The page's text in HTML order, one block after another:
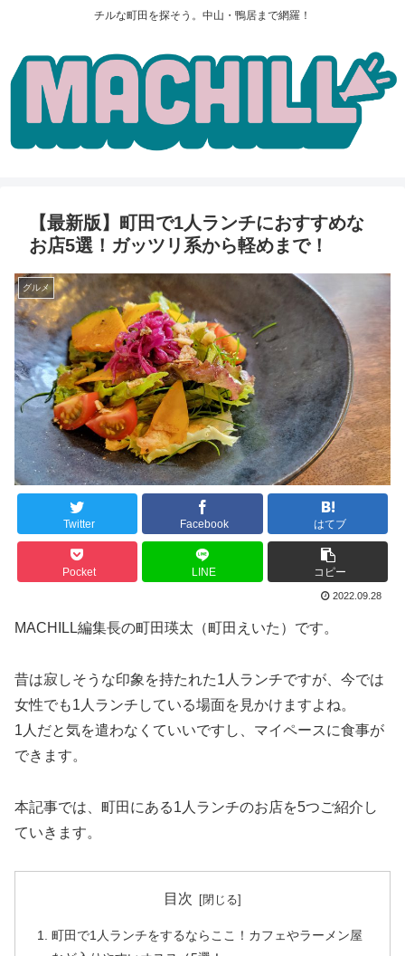
チルな町田を探そう。中山・鴨居まで網羅！
【最新版】町田で1人ランチにおすすめな
お店5選！ガッツリ系から軽めまで！
グルメ
Twitter Facebook はてブ
Pocket LINE コピー
2022.09.28
MACHILL編集長の町田瑛太（町田えいた）です。
昔は寂しそうな印象を持たれた1人ランチですが、今では
女性でも1人ランチしている場面を見かけますよね。
1人だと気を遣わなくていいですし、マイペースに食事が
できます。
本記事では、町田にある1人ランチのお店を5つご紹介し
ていきます。
目次
町田で1人ランチをするならここ！カフェやラーメン屋